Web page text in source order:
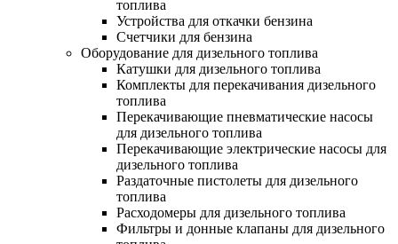
топлива
Устройства для откачки бензина
Счетчики для бензина
Оборудование для дизельного топлива
Катушки для дизельного топлива
Комплекты для перекачивания дизельного
топлива
Перекачивающие пневматические насосы
для дизельного топлива
Перекачивающие электрические насосы для
дизельного топлива
Раздаточные пистолеты для дизельного
топлива
Расходомеры для дизельного топлива
Фильтры и донные клапаны для дизельного